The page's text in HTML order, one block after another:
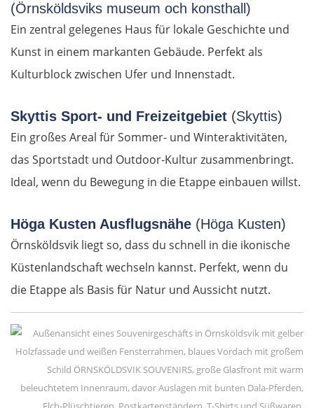
(Örnsköldsviks museum och konsthall)
Ein zentral gelegenes Haus für lokale Geschichte und
Kunst in einem markanten Gebäude. Perfekt als
Kulturblock zwischen Ufer und Innenstadt.
Skyttis Sport- und Freizeitgebiet (Skyttis)
Ein großes Areal für Sommer- und Winteraktivitäten,
das Sportstadt und Outdoor-Kultur zusammenbringt.
Ideal, wenn du Bewegung in die Etappe einbauen willst.
Höga Kusten Ausflugsnähe (Höga Kusten)
Örnsköldsvik liegt so, dass du schnell in die ikonische
Küstenlandschaft wechseln kannst. Perfekt, wenn du
die Etappe als Basis für Natur und Aussicht nutzt.
Asprovalta
Thessaloniki
Katerini
Elassona
Kalambaka
Karditsa
Lamia
SÜDROUTE